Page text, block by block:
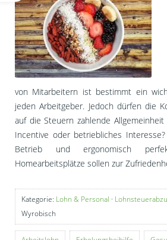
von Mitarbeitern ist bestimmt ein
jeden Arbeitgeber. Jedoch dürfen die
auf die Steuern zahlende Allgemeinheit
Incentive oder betriebliches
Betrieb und ergonomisch
Homearbeitsplätze sollen zur
Kategorie: Lohn & Personal ·
Wyrobisch